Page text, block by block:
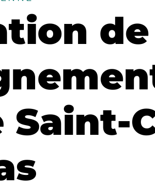
Saint-